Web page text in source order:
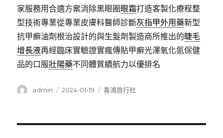
家服務用合適方案消除黑眼圈 眼霜打造客製化療程整
型技術專業從專業皮膚科醫師診斷灰指甲外用藥新型
抗甲癬油劑根治設計的與生髮劑製造商所推出的睫毛
增長液再經臨床實驗證實瘋傳貼甲癬光澤氧化氮保健
品的口服壯陽藥不同體質續航力以優排名
作
admin
發
2024-01-19
分
喜鴻旅行社